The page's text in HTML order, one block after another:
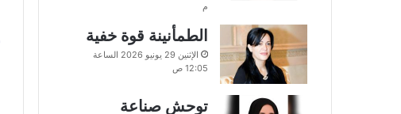
م
الطمأنينة قوة خفية
الإثنين 29 يونيو 2026 الساعة
12:05 ص
توحش صناعة